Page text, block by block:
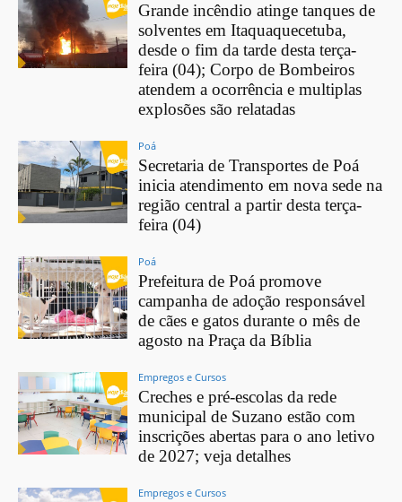
Grande incêndio atinge tanques de
solventes em Itaquaquecetuba,
desde o fim da tarde desta terça-
feira (04); Corpo de Bombeiros
atendem a ocorrência e multiplas
explosões são relatadas
Poá
Secretaria de Transportes de Poá
inicia atendimento em nova sede na
região central a partir desta terça-
feira (04)
Poá
Prefeitura de Poá promove
campanha de adoção responsável
de cães e gatos durante o mês de
agosto na Praça da Bíblia
Empregos e Cursos
Creches e pré-escolas da rede
municipal de Suzano estão com
inscrições abertas para o ano letivo
de 2027; veja detalhes
Empregos e Cursos